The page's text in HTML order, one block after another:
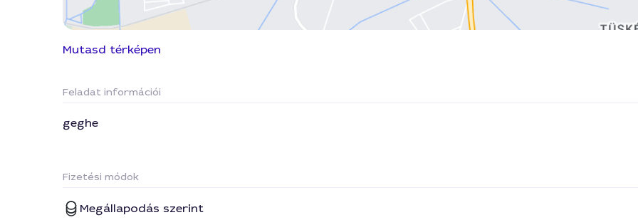
Mutasd térképen
Feladat információi
geghe
Fizetési módok
Megállapodás szerint